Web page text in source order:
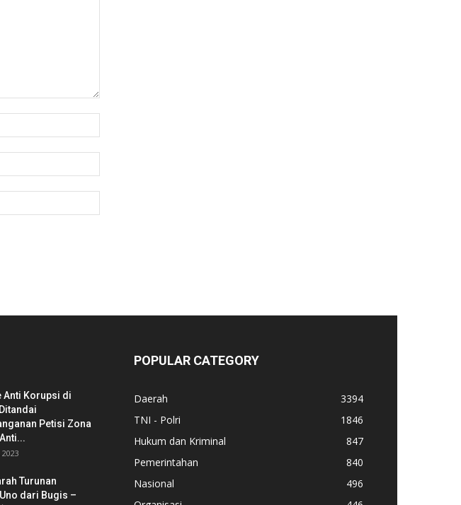
Anti Korupsi di
Petisi Zona
Turunan
dari Bugis –
POPULAR CATEGORY
Daerah
3394
TNI - Polri
1846
Hukum dan Kriminal
847
Pemerintahan
840
Nasional
496